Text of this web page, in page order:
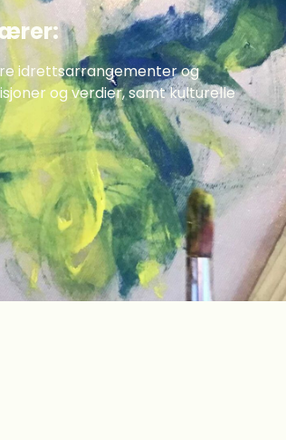
idrettsarrangementer og
og verdier, samt kulturelle